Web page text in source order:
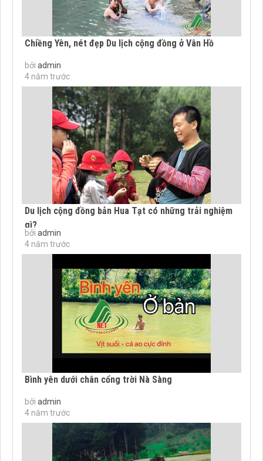
Chiềng Yên, nét đẹp Du lịch cộng đồng ở Vân Hồ
bởi admin
4 năm trước
Du lịch cộng đồng bản Hua Tạt có những trải nghiệm
gì?
bởi admin
4 năm trước
Bình yên dưới chân cổng trời Nà Sàng
bởi admin
4 năm trước